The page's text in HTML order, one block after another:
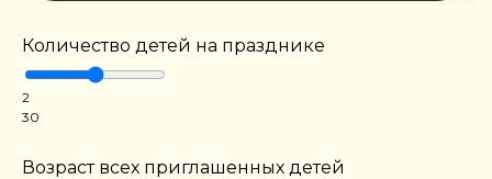
Количество детей на празднике
2
30
Возраст всех приглашенных детей